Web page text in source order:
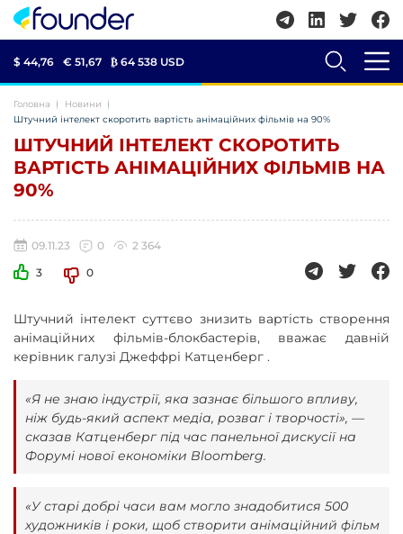
$ 44,76 € 51,67 ₿ 64 538 USD
Головна
Новини
Штучний інтелект скоротить вартість анімаційних фільмів на 90%
ШТУЧНИЙ ІНТЕЛЕКТ СКОРОТИТЬ
ВАРТІСТЬ АНІМАЦІЙНИХ ФІЛЬМІВ НА
90%
09.11.23 0
2 364
3
0
Штучний інтелект суттєво знизить вартість створення
анімаційних фільмів-блокбастерів, вважає давній
керівник галузі Джеффрі Катценберг .
«Я не знаю індустрії, яка зазнає більшого впливу,
ніж будь-який аспект медіа, розваг і творчості», —
сказав Катценберг під час панельної дискусії на
Форумі нової економіки Bloomberg.
«У старі добрі часи вам могло знадобитися 500
художників і роки, щоб створити анімаційний фільм